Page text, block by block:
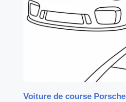
Voiture de course Porsche